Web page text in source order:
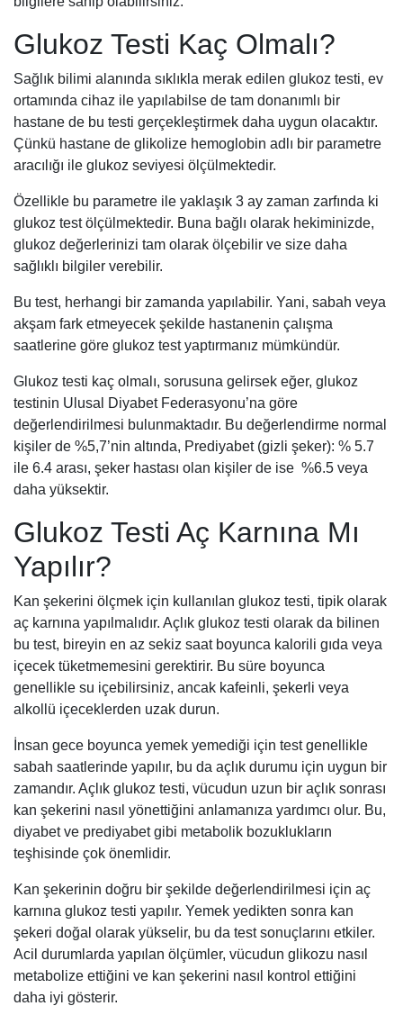
Glukoz Testi Kaç Olmalı?
Sağlık bilimi alanında sıklıkla merak edilen glukoz testi, ev
ortamında cihaz ile yapılabilse de tam donanımlı bir
hastane de bu testi gerçekleştirmek daha uygun olacaktır.
Çünkü hastane de glikolize hemoglobin adlı bir parametre
aracılığı ile glukoz seviyesi ölçülmektedir.
Özellikle bu parametre ile yaklaşık 3 ay zaman zarfında ki
glukoz test ölçülmektedir. Buna bağlı olarak hekiminizde,
glukoz değerlerinizi tam olarak ölçebilir ve size daha
sağlıklı bilgiler verebilir.
Bu test, herhangi bir zamanda yapılabilir. Yani, sabah veya
akşam fark etmeyecek şekilde hastanenin çalışma
saatlerine göre glukoz test yaptırmanız mümkündür.
Glukoz testi kaç olmalı, sorusuna gelirsek eğer, glukoz
testinin Ulusal Diyabet Federasyonu’na göre
değerlendirilmesi bulunmaktadır. Bu değerlendirme normal
kişiler de %5,7’nin altında, Prediyabet (gizli şeker): % 5.7
ile 6.4 arası, şeker hastası olan kişiler de ise %6.5 veya
daha yüksektir.
Glukoz Testi Aç Karnına Mı
Yapılır?
Kan şekerini ölçmek için kullanılan glukoz testi, tipik olarak
aç karnına yapılmalıdır. Açlık glukoz testi olarak da bilinen
bu test, bireyin en az sekiz saat boyunca kalorili gıda veya
içecek tüketmemesini gerektirir. Bu süre boyunca
genellikle su içebilirsiniz, ancak kafeinli, şekerli veya
alkollü içeceklerden uzak durun.
İnsan gece boyunca yemek yemediği için test genellikle
sabah saatlerinde yapılır, bu da açlık durumu için uygun bir
zamandır. Açlık glukoz testi, vücudun uzun bir açlık sonrası
kan şekerini nasıl yönettiğini anlamanıza yardımcı olur. Bu,
diyabet ve prediyabet gibi metabolik bozuklukların
teşhisinde çok önemlidir.
Kan şekerinin doğru bir şekilde değerlendirilmesi için aç
karnına glukoz testi yapılır. Yemek yedikten sonra kan
şekeri doğal olarak yükselir, bu da test sonuçlarını etkiler.
Acil durumlarda yapılan ölçümler, vücudun glikozu nasıl
metabolize ettiğini ve kan şekerini nasıl kontrol ettiğini
daha iyi gösterir.